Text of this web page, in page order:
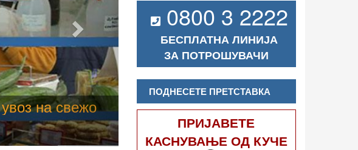
и за
региони ќе достигне 40
0800 3 2222
БЕСПЛАТНА ЛИНИЈА
ЗА ПОТРОШУВАЧИ
ПОДНЕСЕТЕ ПРЕТСТАВКА
ПРИЈАВЕТЕ
КАСНУВАЊЕ ОД КУЧЕ